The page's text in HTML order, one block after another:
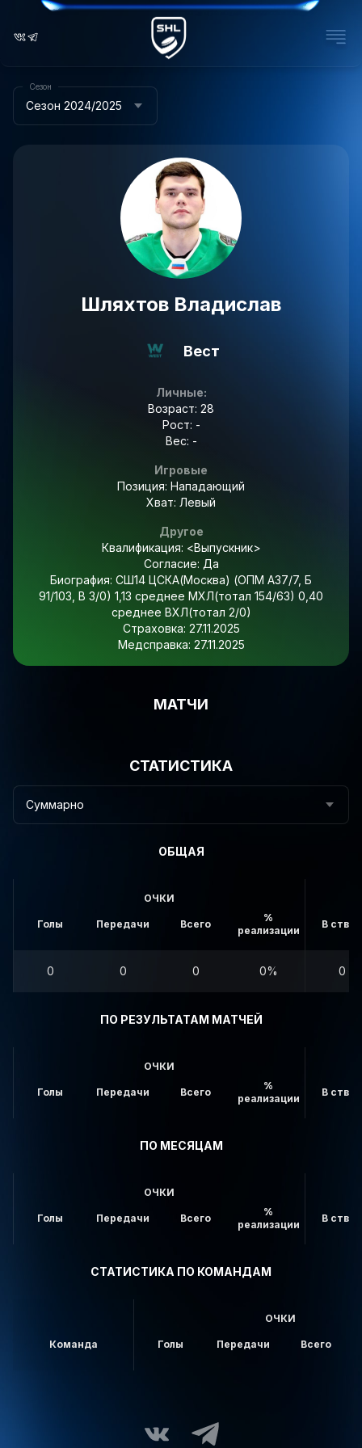
Сезон 2024/2025
Сезон
Шляхтов Владислав
Вест
Личные:
Возраст: 28
Рост: -
Вес: -
Игровые
Позиция: Нападающий
Хват: Левый
Другое
Квалификация: <Выпускник>
Согласие: Да
Биография: СШ14 ЦСКА(Москва) (ОПМ А37/7, Б
91/103, В 3/0) 1,13 среднее МХЛ(тотал 154/63) 0,40
среднее ВХЛ(тотал 2/0)
Страховка: 27.11.2025
Медсправка: 27.11.2025
МАТЧИ
СТАТИСТИКА
Суммарно
ОБЩАЯ
ОЧКИ
Голы Передачи Всего
%
реализации
В створ
0 0 0 0% 0
ПО РЕЗУЛЬТАТАМ МАТЧЕЙ
ОЧКИ
Голы Передачи Всего
%
реализации
В створ
ПО МЕСЯЦАМ
ОЧКИ
Голы Передачи Всего
%
реализации
В створ
СТАТИСТИКА ПО КОМАНДАМ
Команда
ОЧКИ
Голы Передачи Всего